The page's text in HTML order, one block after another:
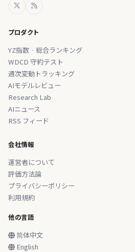
プロダクト
YZ指数 · 総合ランキング
WDCD 守約テスト
週次変動トラッキング
AIモデルレビュー
Research Lab
AIニュース
RSS フィード
会社情報
運営者について
評価方法論
プライバシーポリシー
利用規約
他の言語
简体中文
English